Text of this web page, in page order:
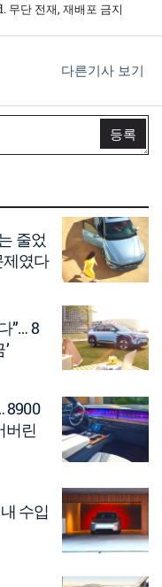
단 전재, 재배포 금지
다른기사 보기
줄었
제였다
”… 8
8900
버린
수입